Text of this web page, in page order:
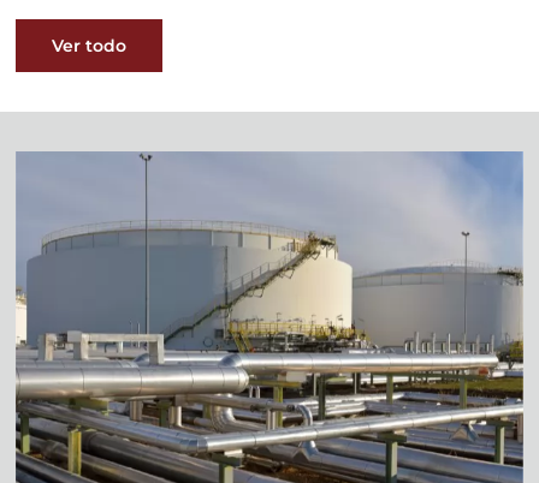
Ver todo